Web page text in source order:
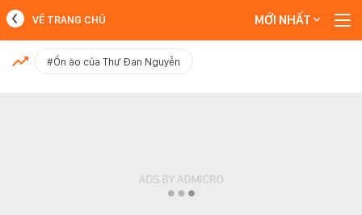
MỚI NHẤT
VỀ TRANG CHỦ MỚI NHẤT
#Ồn ào của Thư Đan Nguyễn